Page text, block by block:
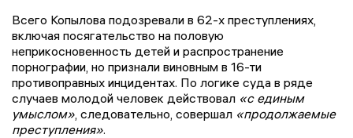
Всего Копылова подозревали в 62-х преступлениях,
включая посягательство на половую
неприкосновенность детей и распространение
порнографии, но признали виновным в 16-ти
противоправных инцидентах. По логике суда в ряде
случаев молодой человек действовал «с единым
умыслом» , следовательно, совершал «продолжаемые
преступления».